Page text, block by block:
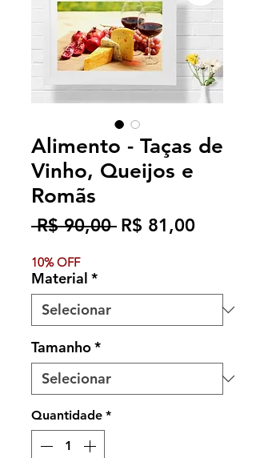
Alimento - Taças de
Vinho, Queijos e
Romãs
R$ 90,00 Preço
R$ 81,00Preço
10% OFF
Material *
Tamanho*
Quantidade *